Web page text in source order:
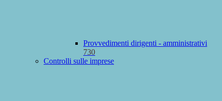
Provvedimenti dirigenti - amministrativi
730
Controlli sulle imprese